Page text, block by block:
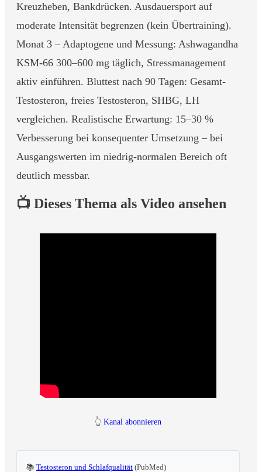
Kreuzheben, Bankdrücken. Ausdauersport auf
moderate Intensität begrenzen (kein Übertraining).
Monat 3 – Adaptogene und Messung: Ashwagandha
KSM-66 300–600 mg täglich, Stressmanagement
aktiv einführen. Bluttest nach 90 Tagen: Gesamt-
Testosteron, freies Testosteron, SHBG, LH
vergleichen. Realistische Erwartung: 15–30 %
Verbesserung bei konsequenter Umsetzung – bei
Ausgangswerten im niedrig-normalen Bereich oft
deutlich messbar.
📺 Dieses Thema als Video ansehen
👆 Kanal abonnieren
📚 Testosteron und Schlafqualität (PubMed)